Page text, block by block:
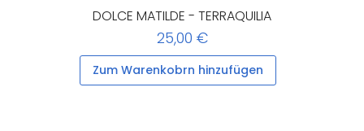
DOLCE MATILDE - TERRAQUILIA
25,00 €
Zum Warenkobrn hinzufügen